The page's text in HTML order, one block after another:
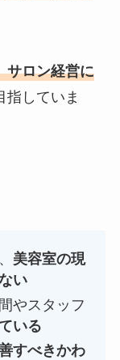
サロン経営に
指していま
美容室の現
い
やスタッフ
いる
すべきかわ